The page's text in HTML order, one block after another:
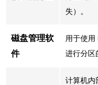
失）。
磁盘管理软
件
用于使
进行分区
计算机内